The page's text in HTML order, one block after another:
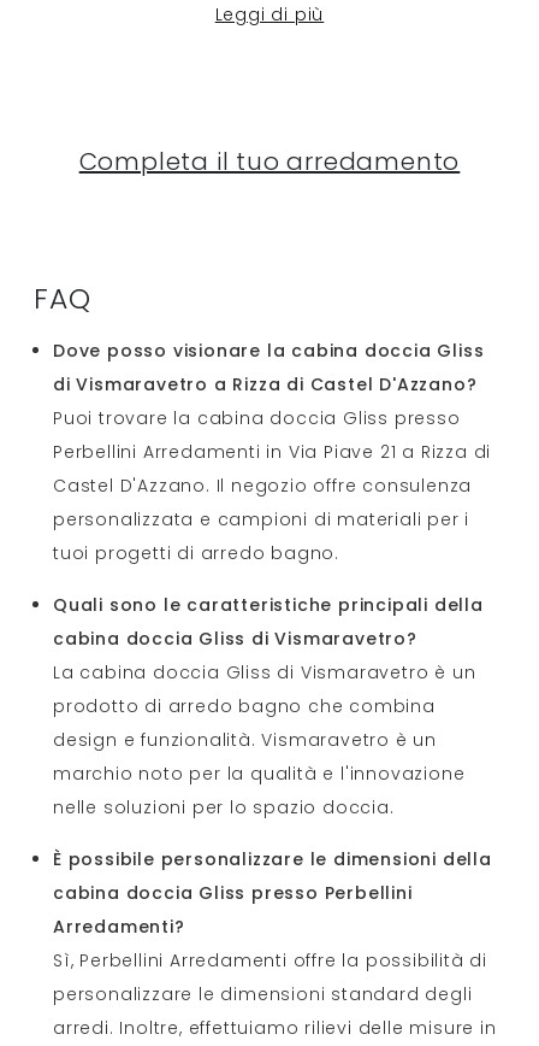
Leggi di più
Completa il tuo arredamento
FAQ
Dove posso visionare la cabina doccia Gliss
di Vismaravetro a Rizza di Castel D'Azzano?
Puoi trovare la cabina doccia Gliss presso
Perbellini Arredamenti in Via Piave 21 a Rizza di
Castel D'Azzano. Il negozio offre consulenza
personalizzata e campioni di materiali per i
tuoi progetti di arredo bagno.
Quali sono le caratteristiche principali della
cabina doccia Gliss di Vismaravetro?
La cabina doccia Gliss di Vismaravetro è un
prodotto di arredo bagno che combina
design e funzionalità. Vismaravetro è un
marchio noto per la qualità e l'innovazione
nelle soluzioni per lo spazio doccia.
È possibile personalizzare le dimensioni della
cabina doccia Gliss presso Perbellini
Arredamenti?
Sì, Perbellini Arredamenti offre la possibilità di
personalizzare le dimensioni standard degli
arredi. Inoltre, effettuiamo rilievi delle misure in